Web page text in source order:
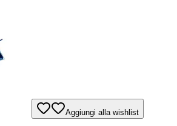
Aggiungi alla wishlist